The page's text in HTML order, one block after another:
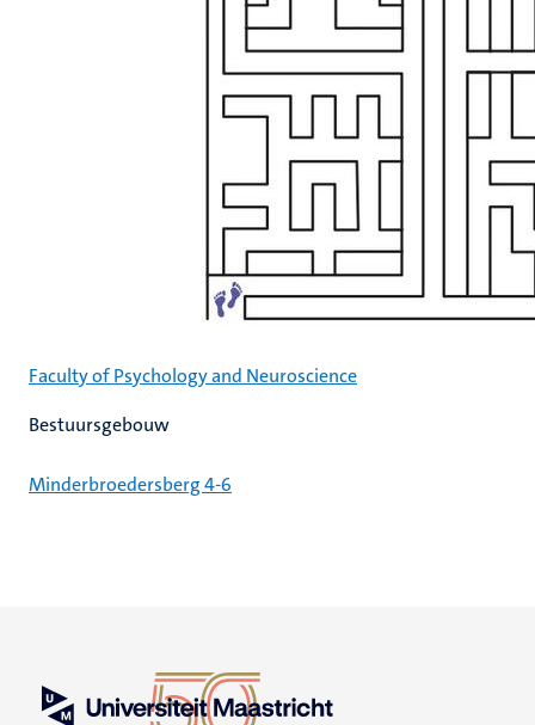
Faculty of Psychology and Neuroscience
Bestuursgebouw
Minderbroedersberg 4-6